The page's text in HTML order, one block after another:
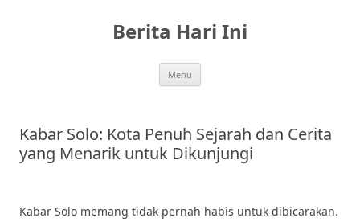
Berita Hari Ini
Menu
Kabar Solo: Kota Penuh Sejarah dan Cerita
yang Menarik untuk Dikunjungi
Kabar Solo memang tidak pernah habis untuk dibicarakan.